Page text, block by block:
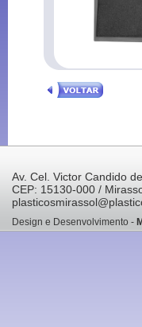
Av. Cel. Victor Candido
CEP: 15130-000 /
Design e Desenvolvimento -